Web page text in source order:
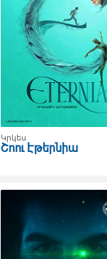
Կրկես
Շոու Էթերնիա